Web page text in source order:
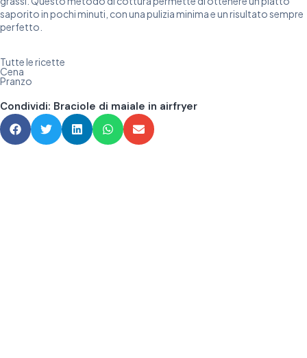
saporito in pochi minuti, con una pulizia minima e un risultato sempre
perfetto.
Tutte le ricette
Cena
Pranzo
Condividi: Braciole di maiale in airfryer​